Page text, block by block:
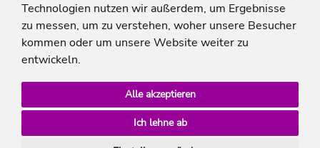
Technologien nutzen wir außerdem, um Ergebnisse
zu messen, um zu verstehen, woher unsere Besucher
kommen oder um unsere Website weiter zu
entwickeln.
Alle akzeptieren
Ich lehne ab
auf die Summe der Preise der Einzelleistungen.
**Streichpreise beziehen sich auf die ursprünglichen Preise des Reiseveranstalters.